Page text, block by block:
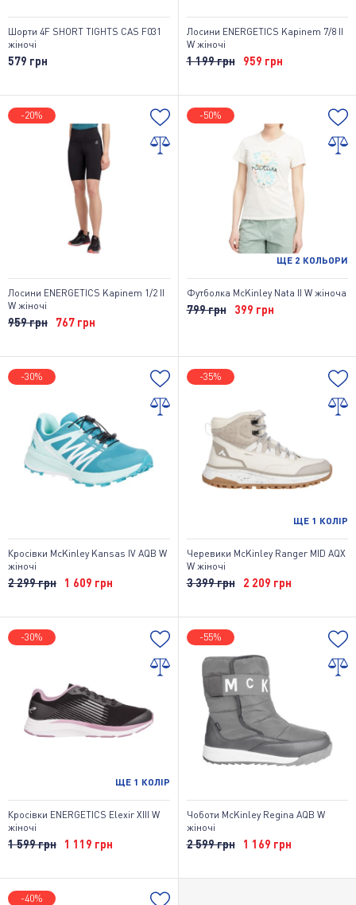
Шорти 4F SHORT TIGHTS CAS F031
жіночі
579 грн
Лосини ENERGETICS Kapinem 7/8 II
W жіночі
1 199 грн 959 грн
-20%
Лосини ENERGETICS Kapinem 1/2 II
W жіночі
959 грн 767 грн
-50%
ЩЕ 2 КОЛЬОРИ
Футболка McKinley Nata II W жіноча
799 грн 399 грн
-30%
Кросівки McKinley Kansas IV AQB W
жіночі
2 299 грн 1 609 грн
-35%
ЩЕ 1 КОЛІР
Черевики McKinley Ranger MID AQX
W жіночі
3 399 грн 2 209 грн
-30%
ЩЕ 1 КОЛІР
Кросівки ENERGETICS Elexir XIII W
жіночі
1 599 грн 1 119 грн
-55%
Чоботи McKinley Regina AQB W
жіночі
2 599 грн 1 169 грн
-40%